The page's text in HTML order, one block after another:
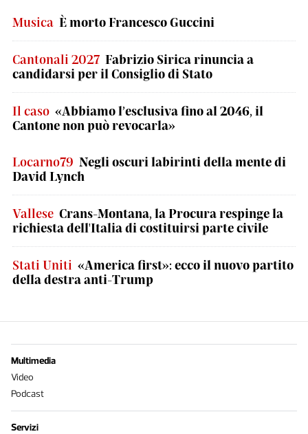
Musica È morto Francesco Guccini
Cantonali 2027 Fabrizio Sirica rinuncia a
candidarsi per il Consiglio di Stato
Il caso «Abbiamo l’esclusiva fino al 2046, il
Cantone non può revocarla»
Locarno79 Negli oscuri labirinti della mente di
David Lynch
Vallese Crans-Montana, la Procura respinge la
richiesta dell'Italia di costituirsi parte civile
Stati Uniti «America first»: ecco il nuovo partito
della destra anti-Trump
Multimedia
Video
Podcast
Servizi